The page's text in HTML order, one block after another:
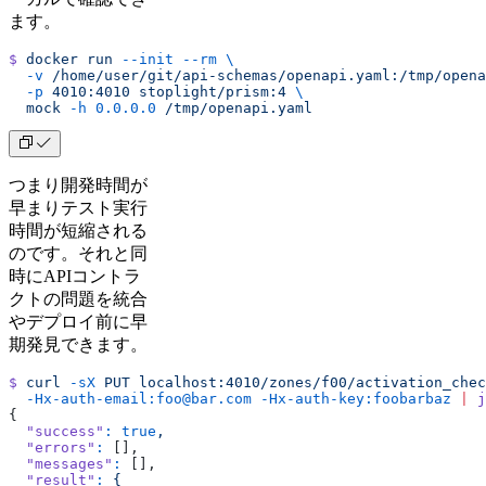
ます。
$ docker run --init --rm \
  -v
/home/user/git/api-schemas/openapi.yaml:/tmp/
  -p
4010:4010 stoplight/prism:4 \
  mock
-h 0.0.0.0 /tmp/openapi.yaml
つまり開発時間が
早まりテスト実行
時間が短縮される
のです。それと同
時にAPIコントラ
クトの問題を統合
やデプロイ前に早
期発見できます。
$ curl -sX PUT localhost:4010/zones/f00/
  -Hx-auth-email:foo@bar.com
-Hx-auth-key:foobarbaz
{
  "success"
: true ,
  "errors"
:
[],
  "messages"
:
[],
  "result"
: {